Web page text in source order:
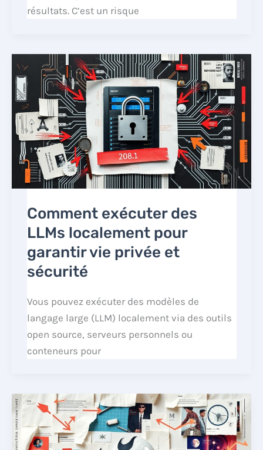
résultats. C’est un risque
Comment exécuter des
LLMs localement pour
garantir vie privée et
sécurité
Vous pouvez exécuter des modèles de
langage large (LLM) localement via des outils
open source, serveurs personnels ou
conteneurs pour